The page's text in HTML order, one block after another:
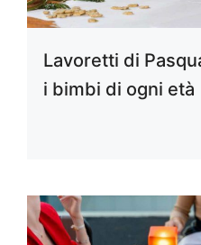
Lavoretti di
i bimbi di ogni età